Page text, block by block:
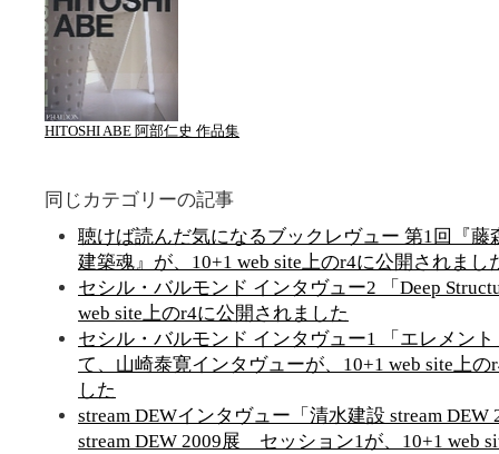
HITOSHI ABE 阿部仁史 作品集
同じカテゴリーの記事
聴けば読んだ気になるブックレヴュー 第1回『藤
建築魂』が、10+1 web site上のr4に公開されまし
セシル・バルモンド インタヴュー2 「Deep
web site上のr4に公開されました
セシル・バルモンド インタヴュー1 「エレメン
て、山崎泰寛インタヴューが、10+1 web site上
した
stream DEWインタヴュー「清水建設 stream DEW
stream DEW 2009展 セッション1が、10+1 web